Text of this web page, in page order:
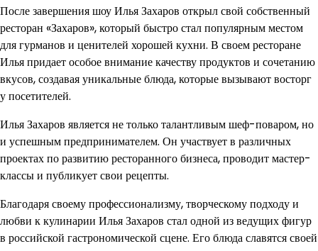
После завершения шоу Илья Захаров открыл свой собственный
ресторан «Захаров», который быстро стал популярным местом
для гурманов и ценителей хорошей кухни. В своем ресторане
Илья придает особое внимание качеству продуктов и сочетанию
вкусов, создавая уникальные блюда, которые вызывают восторг
у посетителей.
Илья Захаров является не только талантливым шеф-поваром, но
и успешным предпринимателем. Он участвует в различных
проектах по развитию ресторанного бизнеса, проводит мастер-
классы и публикует свои рецепты.
Благодаря своему профессионализму, творческому подходу и
любви к кулинарии Илья Захаров стал одной из ведущих фигур
в российской гастрономической сцене. Его блюда славятся своей